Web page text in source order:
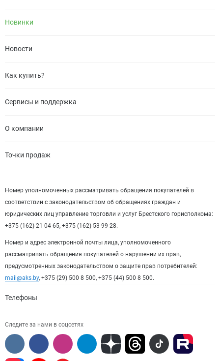
Новинки
Новости
Как купить?
Сервисы и поддержка
О компании
Точки продаж
Номер уполномоченных рассматривать обращения покупателей в
соответствии с законодательством об обращениях граждан и
юридических лиц управление торговли и услуг Брестского горисполкома:
+375 (162) 21 04 65, +375 (162) 53 99 28.
Номер и адрес электронной почты лица, уполномоченного
рассматривать обращения покупателей о нарушении их прав,
предусмотренных законодательством о защите прав потребителей:
mail@aks.by, +375 (29) 500 8 500, +375 (44) 500 8 500.
Телефоны
Следите за нами в соцсетях